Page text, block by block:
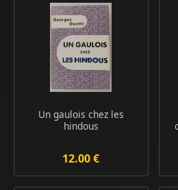
Un gaulois chez les
hindous
12.00 €